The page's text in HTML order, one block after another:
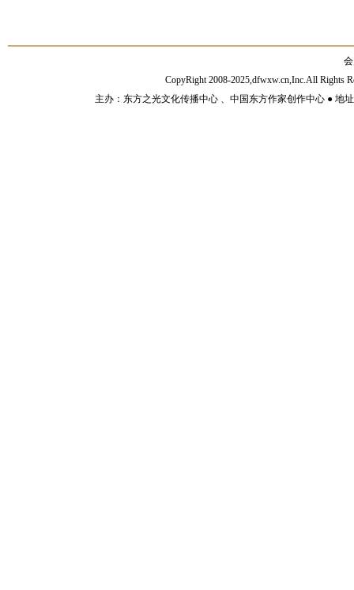
CopyRight 2008-2025,dfwxw.cn,Inc.All Rights
主办：东方之光文化传播中心 、中国东方作家创作中心 ● 地